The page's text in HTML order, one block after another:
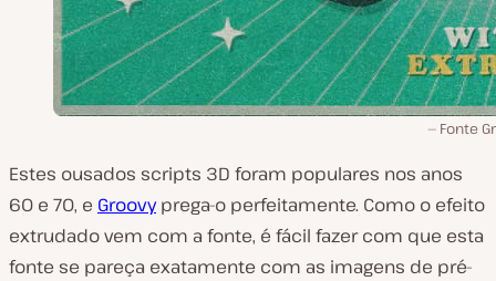
Fonte
Estes ousados scripts 3D foram populares nos anos
60 e 70, e Groovyprega-o perfeitamente. Como o efeito
extrudado vem com a fonte, é fácil fazer com que esta
fonte se pareça exatamente com as imagens de pré-